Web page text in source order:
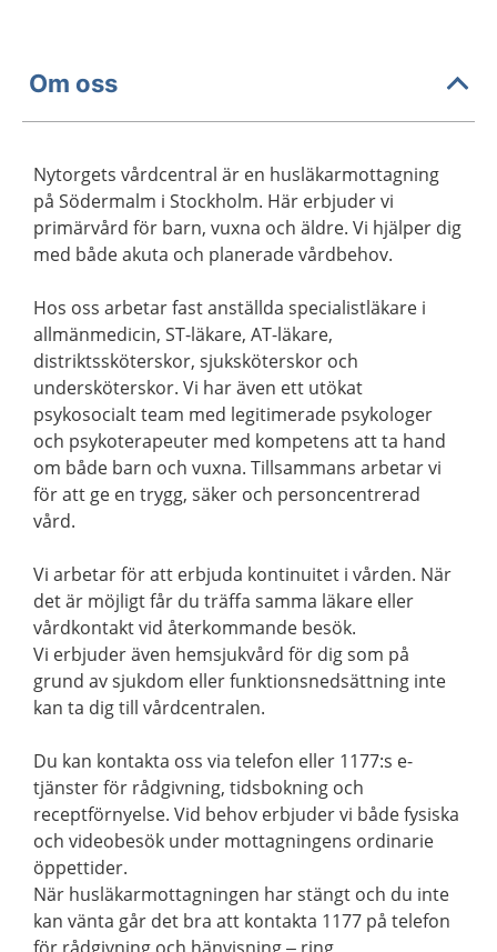
Om oss
Nytorgets vårdcentral är en husläkarmottagning
på Södermalm i Stockholm. Här erbjuder vi
primärvård för barn, vuxna och äldre. Vi hjälper dig
med både akuta och planerade vårdbehov.
Hos oss arbetar fast anställda specialistläkare i
allmänmedicin, ST-läkare, AT-läkare,
distriktssköterskor, sjuksköterskor och
undersköterskor. Vi har även ett utökat
psykosocialt team med legitimerade psykologer
och psykoterapeuter med kompetens att ta hand
om både barn och vuxna. Tillsammans arbetar vi
för att ge en trygg, säker och personcentrerad
vård.
Vi arbetar för att erbjuda kontinuitet i vården. När
det är möjligt får du träffa samma läkare eller
vårdkontakt vid återkommande besök.
Vi erbjuder även hemsjukvård för dig som på
grund av sjukdom eller funktionsnedsättning inte
kan ta dig till vårdcentralen.
Du kan kontakta oss via telefon eller 1177:s e-
tjänster för rådgivning, tidsbokning och
receptförnyelse. Vid behov erbjuder vi både fysiska
och videobesök under mottagningens ordinarie
öppettider.
När husläkarmottagningen har stängt och du inte
kan vänta går det bra att kontakta 1177 på telefon